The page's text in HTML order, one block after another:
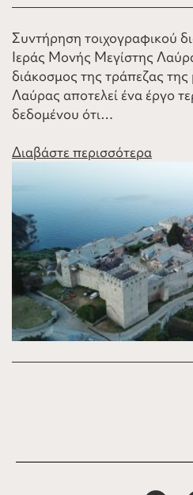
Συντήρηση τοιχογραφικού
Ιεράς Μονής Μεγίστης
διάκοσμος της τράπεζας
Λαύρας αποτελεί ένα έργο
δεδομένου ότι…
Διαβάστε περισσότερα